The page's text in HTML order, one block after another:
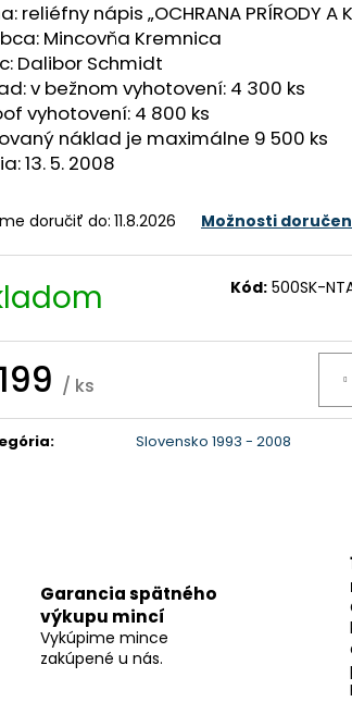
reliéfny nápis „OCHRANA PRÍRODY A
Mincovňa Kremnica
Dalibor Schmidt
v bežnom vyhotovení: 4 300 ks
vyhotovení: 4 800 ks
náklad je maximálne 9 500 ks
13. 5. 2008
doručiť do: 11.8.2026 Možnosti
Kód: 500SK-
/ ks
: Slovensko 1993 - 2008
Garancia spätného
výkupu mincí
Vykúpime mince
zakúpené u nás.